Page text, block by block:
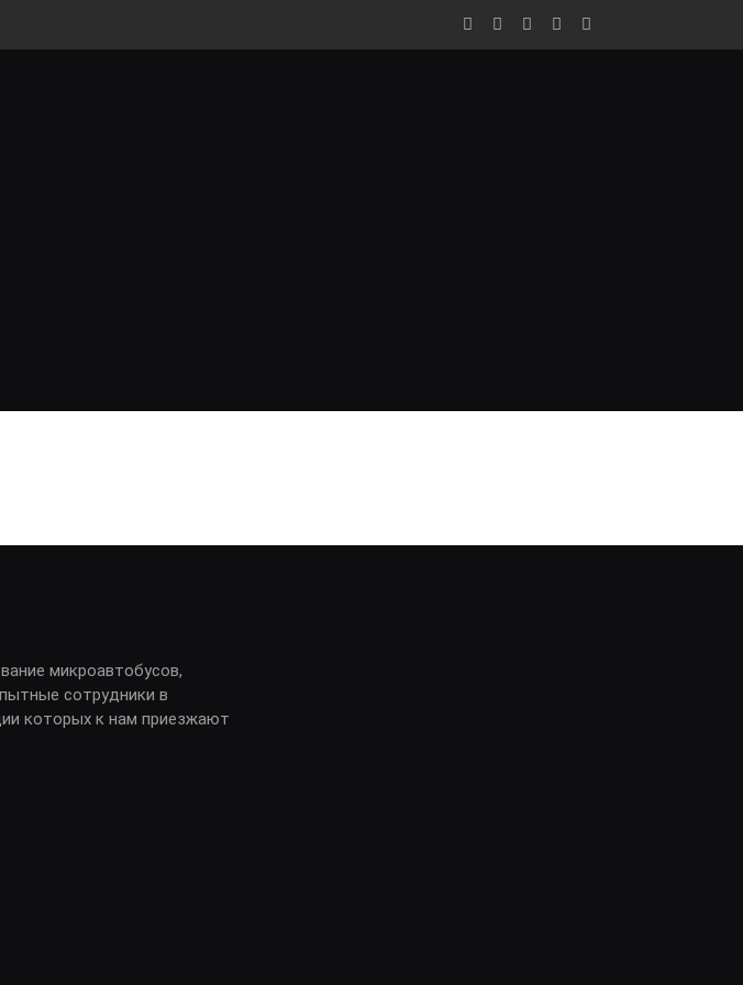
микроавтобусов,
сотрудники в
которых к нам приезжают